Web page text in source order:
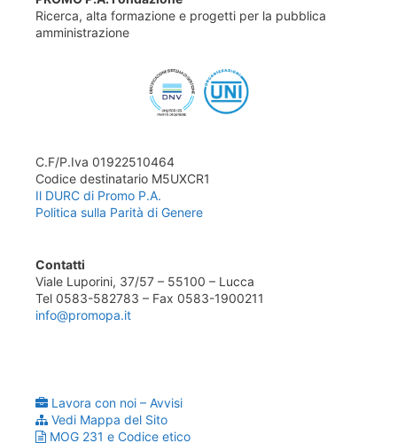
Ricerca, alta formazione e progetti per la pubblica
amministrazione
C.F/P.Iva 01922510464
Codice destinatario M5UXCR1
Il DURC di Promo P.A.
Politica sulla Parità di Genere
Contatti
Viale Luporini, 37/57 – 55100 – Lucca
Tel 0583-582783 – Fax 0583-1900211
info@promopa.it
Lavora con noi – Avvisi
Vedi Mappa del Sito
MOG 231 e Codice etico